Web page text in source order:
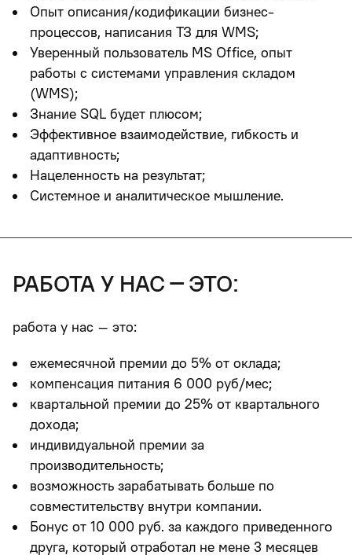
Опыт описания/кодификации бизнес-
процессов, написания ТЗ для WMS;
Уверенный пользователь MS Office, опыт
работы с системами управления складом
(WMS);
Знание SQL будет плюсом;
Эффективное взаимодействие, гибкость и
адаптивность;
Нацеленность на результат;
Системное и аналитическое мышление.
работа у нас – это:
работа у нас – это:
ежемесячной премии до 5% от оклада;
компенсация питания 6 000 руб/мес;
квартальной премии до 25% от квартального
дохода;
индивидуальной премии за
производительность;
возможность зарабатывать больше по
совместительству внутри компании.
Бонус от 10 000 руб. за каждого приведенного
друга, который отработал не мене 3 месяцев